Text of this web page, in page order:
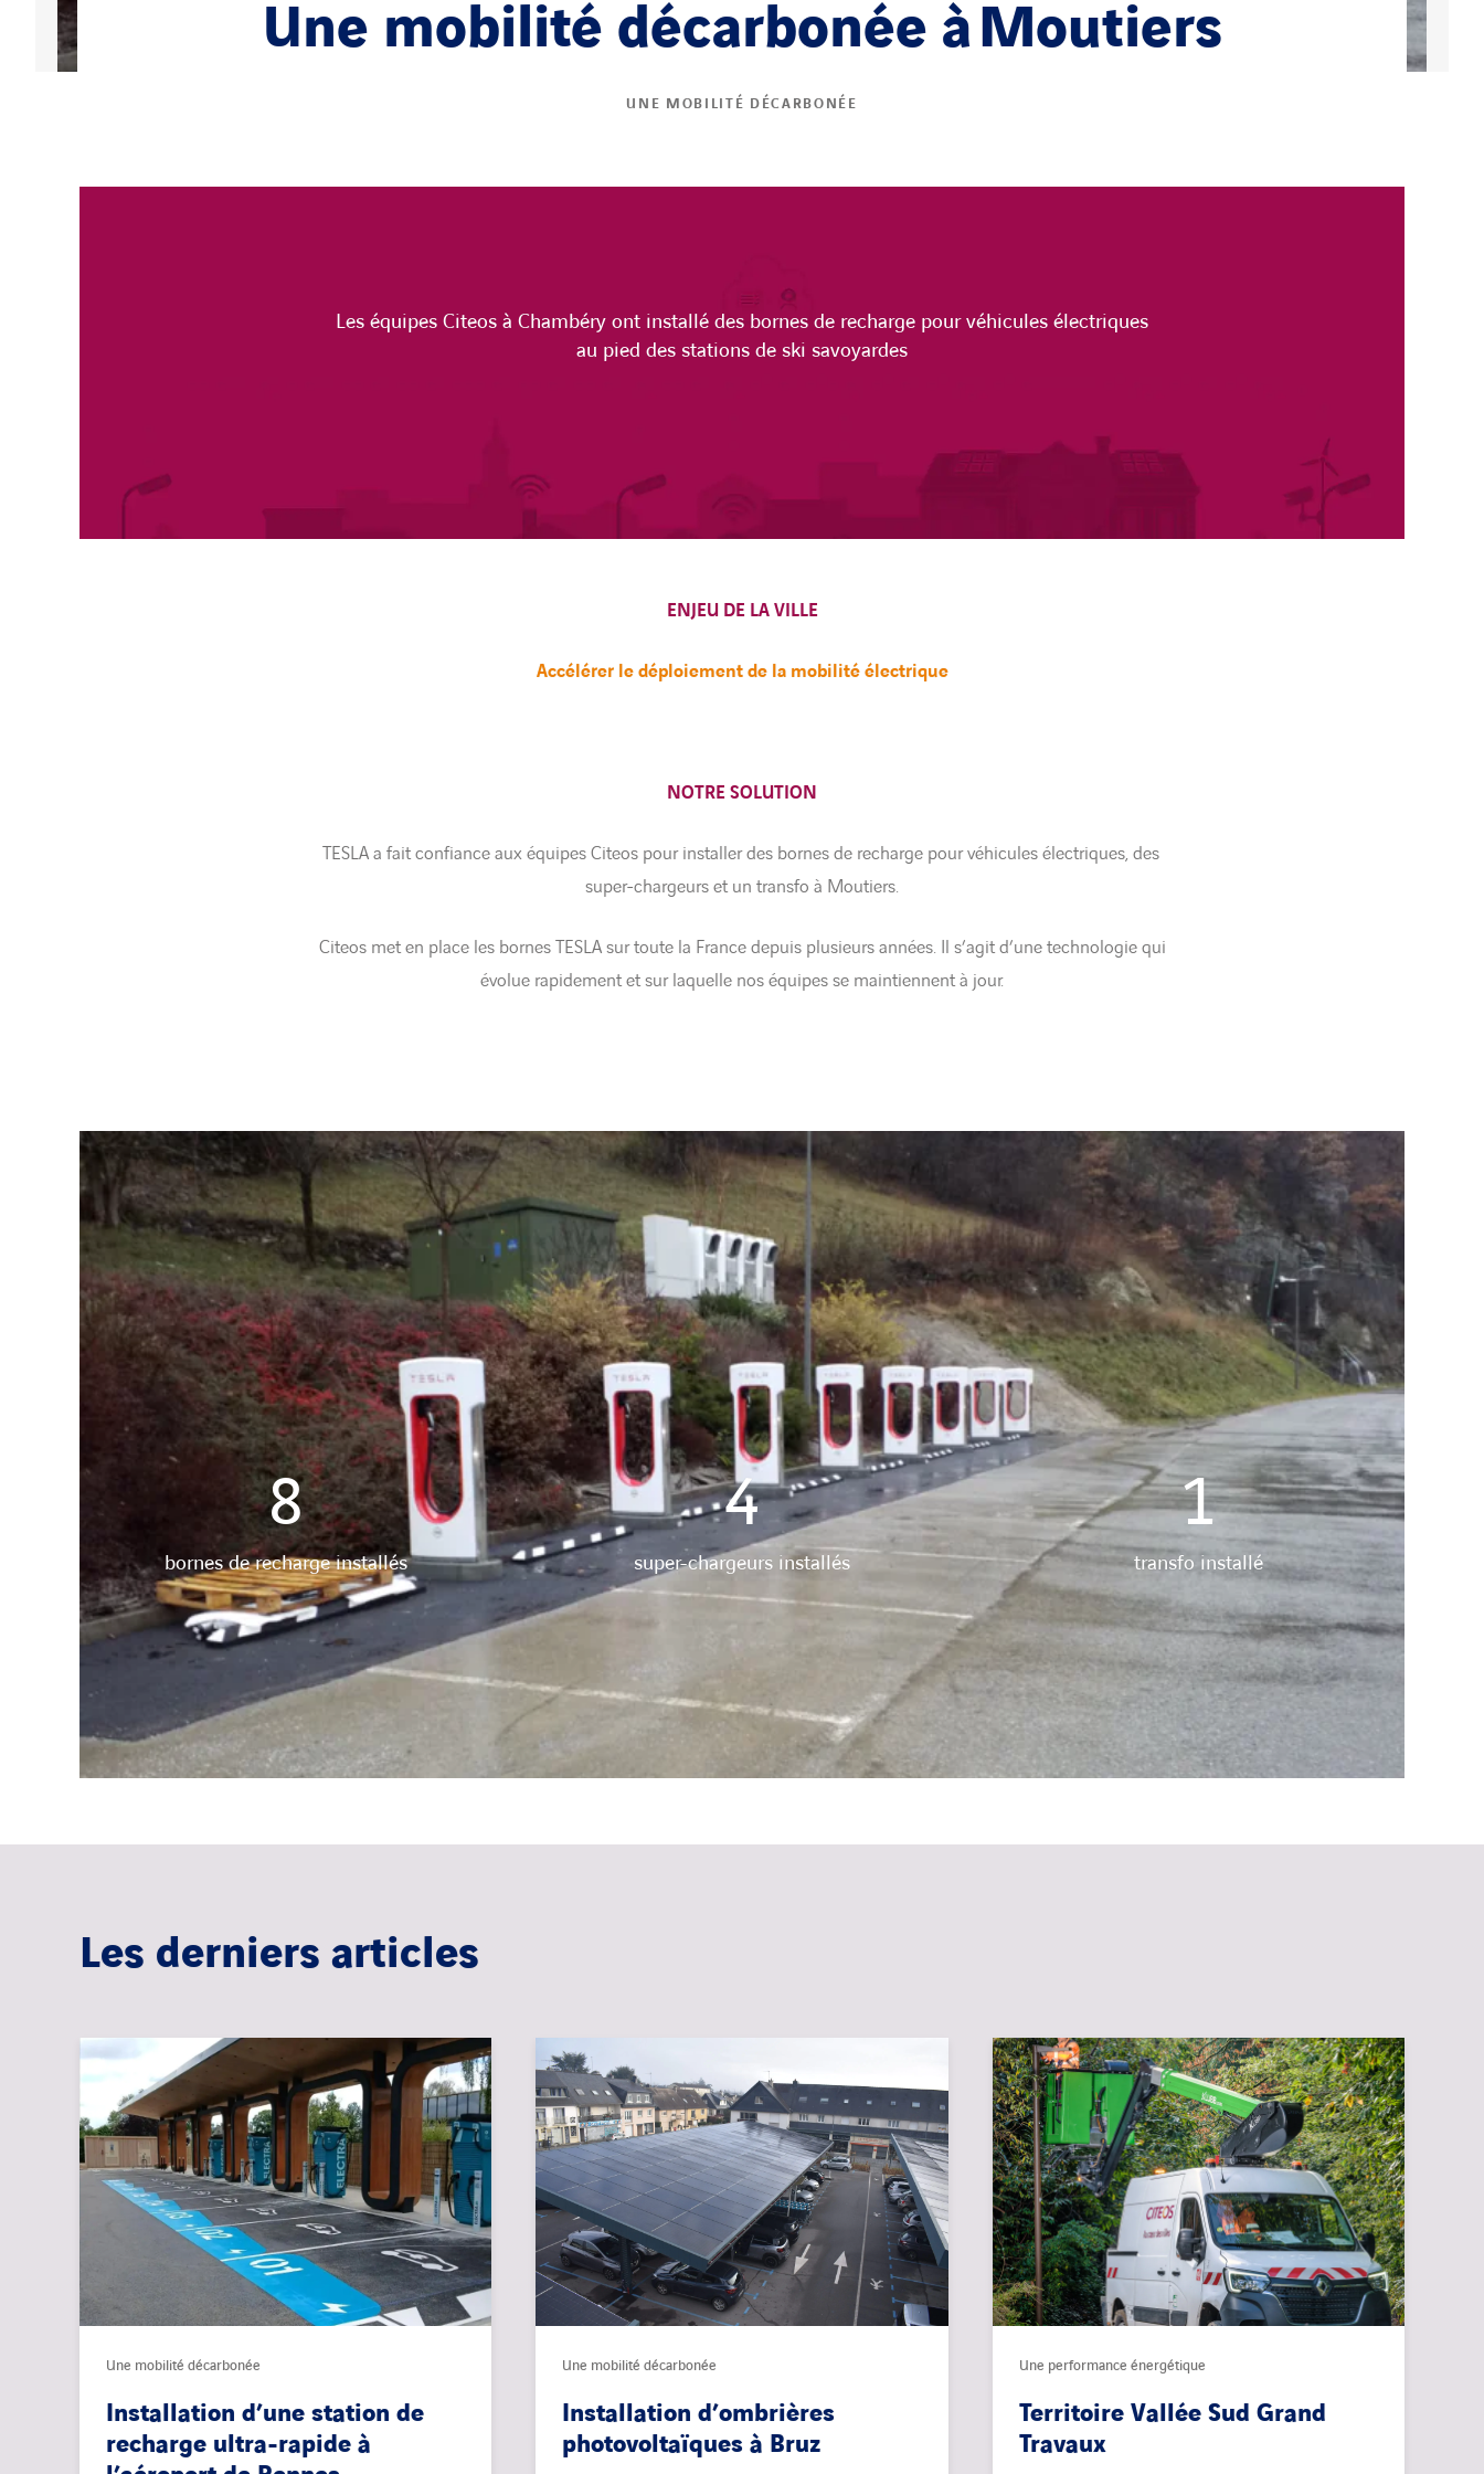
Une mobilité décarbonée à Moutiers
UNE MOBILITÉ DÉCARBONÉE
Les équipes Citeos à Chambéry ont installé des bornes de recharge pour véhicules électriques
au pied des stations de ski savoyardes
ENJEU DE LA VILLE
Accélérer le déploiement de la mobilité électrique
NOTRE SOLUTION
TESLA a fait confiance aux équipes Citeos pour installer des bornes de recharge pour véhicules électriques, des
super-chargeurs et un transfo à Moutiers.
Citeos met en place les bornes TESLA sur toute la France depuis plusieurs années. Il s’agit d’une technologie qui
évolue rapidement et sur laquelle nos équipes se maintiennent à jour.
8
bornes de recharge installés
4
super-chargeurs installés
1
transfo installé
Les derniers articles
Une mobilité décarbonée
Installation d’une station de
recharge ultra-rapide à
Une mobilité décarbonée
Installation d’ombrières
photovoltaïques à Bruz
Une performance énergétique
Territoire Vallée Sud Grand
Travaux